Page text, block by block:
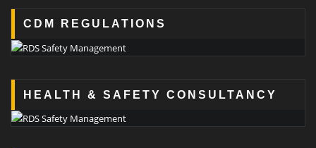
CDM REGULATIONS
HEALTH & SAFETY CONSULTANCY